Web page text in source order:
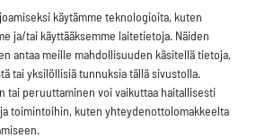
käytämme teknologioita, kuten
ja/tai käyttääksemme laitetietoja. Näiden
antaa meille mahdollisuuden käsitellä tietoja,
tai yksilöllisiä tunnuksia tällä sivustolla.
tai peruuttaminen voi vaikuttaa haitallisesti
toimintoihin, kuten yhteydenottolomakkeelta
Suomen kasvun
hiljattain
2013